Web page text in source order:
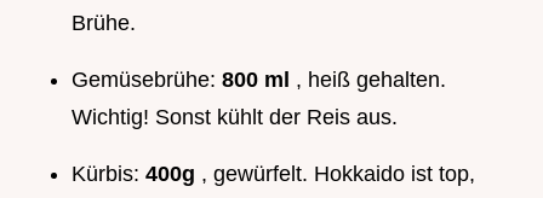
Brühe.
Gemüsebrühe: 800 ml , heiß gehalten.
Wichtig! Sonst kühlt der Reis aus.
Kürbis: 400g , gewürfelt. Hokkaido ist top,